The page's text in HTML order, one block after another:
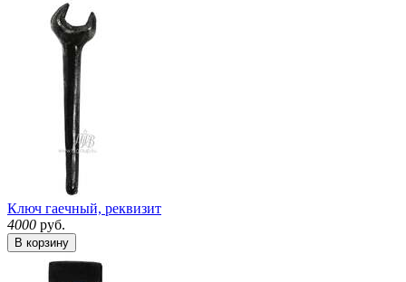
Ключ гаечный, реквизит
4000 руб.
В корзину